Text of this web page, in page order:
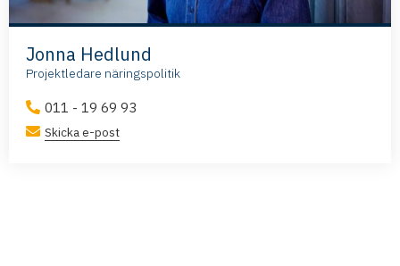
Jonna Hedlund
Projektledare näringspolitik
011 - 19 69 93
Skicka e-post